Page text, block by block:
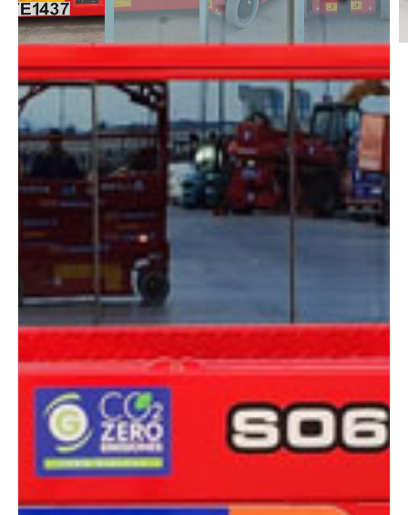
DESCRIPCIÓN
Las Tijeras Eléctricas están diseñadas para trabajar en interior, alcanzan
una altura desde los 5m a los 26,5m. Se caracterizan por llevas ruedas
anti-huellas y plataforma extensible, lo que permite ampliar la zona de
trabajo.
DIMENSIONES
Altura plataforma:
5.8 m
Altura de trabajo:7.8 m
Alcance lateral:0 m
Longitud:
1.86 m
Anchura:0.76 m
Peso:1610 kg
ESPECIFICACIONES TÉCNICAS
Motor:Eléctrico